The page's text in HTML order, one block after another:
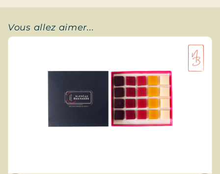
Vous allez aimer...